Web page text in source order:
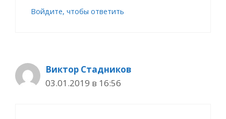
Войдите, чтобы ответить
Виктор Стадников
03.01.2019 в 16:56